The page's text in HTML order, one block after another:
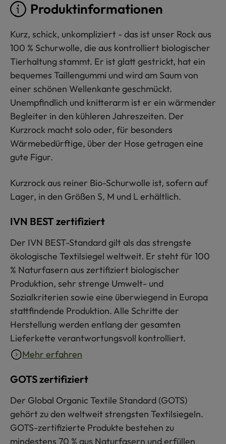
Produktinformationen
Kurz, schick, unkompliziert - das ist unser Rock aus
100 % Schurwolle, die aus kontrolliert biologischer
Tierhaltung stammt. Er ist glatt gestrickt, hat ein
bequemes Taillengummi und wird am Saum von
einer schönen Wellenkante geschmückt.
Unempfindlich und knitterarm ist er ein wärmender
Begleiter in den kühleren Jahreszeiten. Der
Kurzrock macht solo oder, für besonders
Wärmebedürftige, über der Hose getragen eine
gute Figur.
Kurzrock aus reiner Bio-Schurwolle ist, sofern auf
Lager, in den Größen S, M und L erhältlich.
IVN BEST zertifiziert
Der IVN BEST-Standard gilt als das strengste
ökologische Textilsiegel weltweit. Er steht für 100
% Naturfasern aus zertifiziert biologischer
Produktion, sehr strenge Umwelt- und
Sozialkriterien sowie eine überwiegend in Europa
stattfindende Produktion. Alle Schritte der
Herstellung werden entlang der gesamten
Lieferkette verantwortungsvoll kontrolliert.
Mehr erfahren
GOTS zertifiziert
Der Global Organic Textile Standard (GOTS)
gehört zu den weltweit strengsten Textilsiegeln.
GOTS-zertifizierte Produkte bestehen zu
mindestens 70 % aus Naturfasern und erfüllen